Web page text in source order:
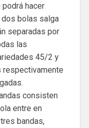
hacer
dos bolas salga
separadas por
las
45/2 y
consisten
entre en
bandas,